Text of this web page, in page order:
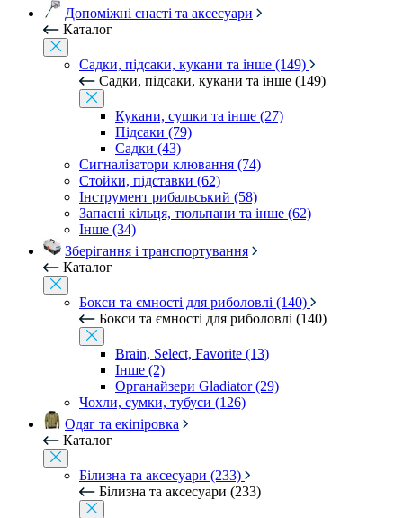
Допоміжні снасті та аксесуари
Каталог
Садки, підсаки, кукани та інше (149)
Садки, підсаки, кукани та інше (149)
Кукани, сушки та інше (27)
Підсаки (79)
Садки (43)
Сигналізатори клювання (74)
Стойки, підставки (62)
Інструмент рибальський (58)
Запасні кільця, тюльпани та інше (62)
Інше (34)
Зберігання і транспортування
Каталог
Бокси та ємності для риболовлі (140)
Бокси та ємності для риболовлі (140)
Brain, Select, Favorite (13)
Інше (2)
Органайзери Gladiator (29)
Чохли, сумки, тубуси (126)
Одяг та екіпіровка
Каталог
Білизна та аксесуари (233)
Білизна та аксесуари (233)